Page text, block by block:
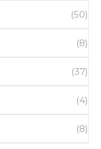
(50)
(8)
(37)
(4)
(8)